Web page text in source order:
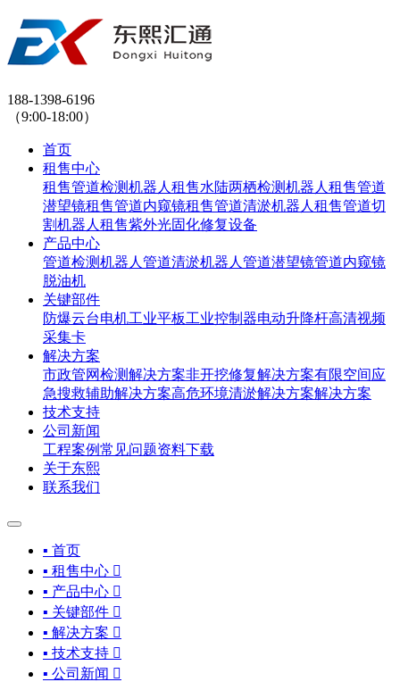
188-1398-6196
（9:00-18:00）
首页
租售中心
租售管道检测机器人 租售水陆两栖检测机器人 租售管道
潜望镜租售管道内窥镜租售管道清淤机器人 租售管道切
割机器人 租售紫外光固化修复设备
产品中心
管道检测机器人 管道清淤机器人 管道潜望镜管道内窥镜
脱油机
关键部件
防爆云台电机工业平板工业控制器电动升降杆高清视频
采集卡
解决方案
市政管网检测解决方案非开挖修复解决方案有限空间应
急搜救辅助解决方案高危环境清淤解决方案解决方案
技术支持
公司新闻
工程案例常见问题资料下载
关于东熙
联系我们
▪ 首页
▪ 租售中心 
▪ 产品中心 
▪ 关键部件 
▪ 解决方案 
▪ 技术支持 
▪ 公司新闻 